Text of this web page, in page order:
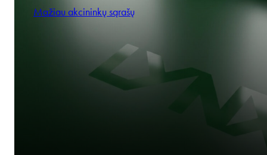
Mažiau akcininkų sąrašų